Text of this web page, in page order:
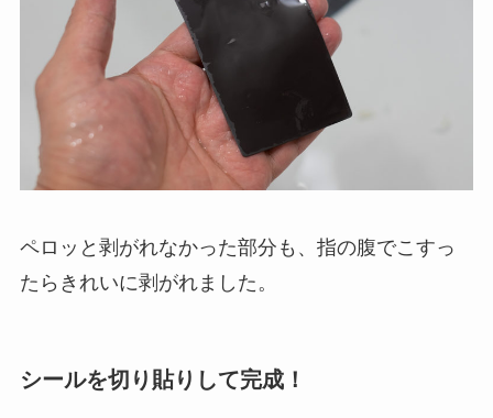
ペロッと剥がれなかった部分も、指の腹でこすっ
たらきれいに剥がれました。
シールを切り貼りして完成！